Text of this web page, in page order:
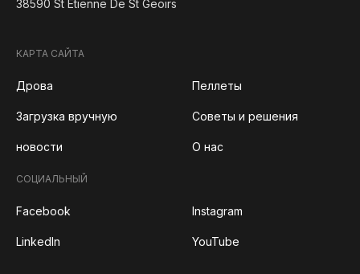
38590 St Etienne De St Geoirs
КАРТА САЙТА
Дрова Пеллеты
Загрузка вручную Советы и решения
новости О нас
СОЦИАЛЬНЫЙ
Facebook Instagram
LinkedIn YouTube